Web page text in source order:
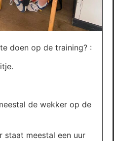
doen op de training? :
de wekker op de
staat meestal een uur